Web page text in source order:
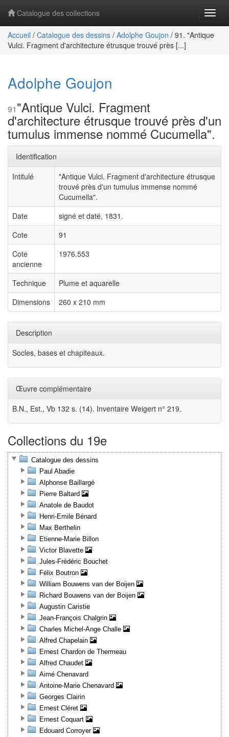
Catalogue des collections
Accueil / Catalogue des dessins / Adolphe Goujon / 91. "Antique
Vulci. Fragment d'architecture étrusque trouvé près [...]
Adolphe Goujon
91"Antique Vulci. Fragment
d'architecture étrusque trouvé près d'un
tumulus immense nommé Cucumella".
Identification
Intitulé
"Antique Vulci. Fragment d'architecture étrusque
trouvé près d'un tumulus immense nommé
Cucumella".
Date
signé et daté, 1831.
Cote
91
Cote
ancienne
1976.553
Technique
Plume et aquarelle
Dimensions
260 x 210 mm
Description
Socles, bases et chapiteaux.
Œuvre complémentaire
B.N., Est., Vb 132 s. (14). Inventaire Weigert n° 219.
Collections du 19e
Catalogue des dessins
Paul Abadie
Alphonse Baillargé
Pierre Baltard
Anatole de Baudot
Henri-Emile Bénard
Max Berthelin
Etienne-Marie Billon
Victor Blavette
Jules-Frédéric Bouchet
Félix Boutron
William Bouwens van der Boijen
Richard Bouwens van der Boijen
Augustin Caristie
Jean-François Chalgrin
Charles Michel-Ange Challe
Alfred Chapelain
Ernest Chardon de Thermeau
Alfred Chaudet
Aimé Chenavard
Antoine-Marie Chenavard
Georges Clairin
Ernest Cléret
Ernest Coquart
Edouard Corroyer